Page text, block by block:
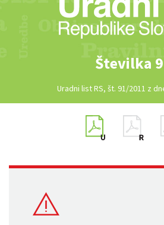
Številka
Uradni list RS, št. 91/2011 z